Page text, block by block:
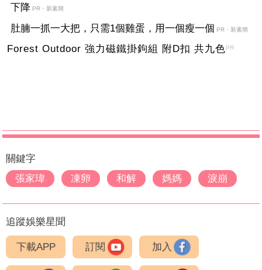
下降 PR・新素簡
肚腩一抓一大把，只需1個雞蛋，用一個瘦一個 PR・新素簡
Forest Outdoor 強力磁鐵掛鉤組 附D扣 共九色PR
關鍵字
張家瑋
凍卵 和解 媽媽 淚崩
追蹤娛樂星聞
下載APP 訂閱 加入